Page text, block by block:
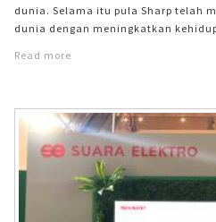
dunia. Selama itu pula Sharp telah
dunia dengan meningkatkan
kemudahan dalam menjalankan
Sharp Greenovation yang
teknologi terbaru Sharp serta
secara aktif melakukan aksi
menjadi kota
Read more